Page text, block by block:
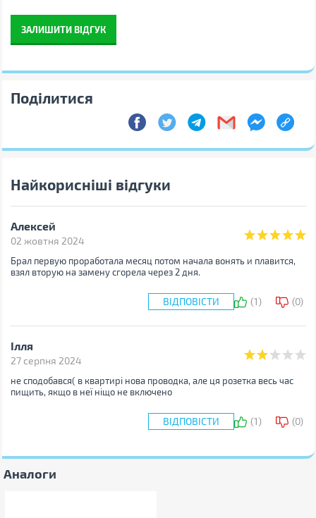
ЗАЛИШИТИ ВІДГУК
Поділитися
Найкорисніші відгуки
Алексей
02 жовтня 2024
Брал первую проработала месяц потом начала вонять и плавится,
взял вторую на замену сгорела через 2 дня.
ВІДПОВІСТИ (1) (0)
Ваш коментар:
Ілля
27 серпня 2024
не сподобався( в квартирі нова проводка, але ця розетка весь час
пищить, якщо в неї ніщо не включено
ВІДПОВІСТИ (1) (0)
Аналоги